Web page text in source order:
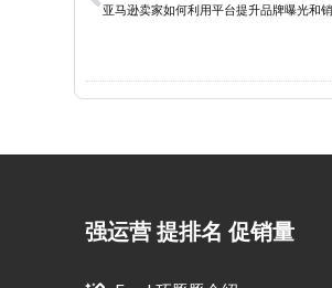
亚马逊卖家如何利用平台提升品牌曝光和
强运营 提排名 促销量